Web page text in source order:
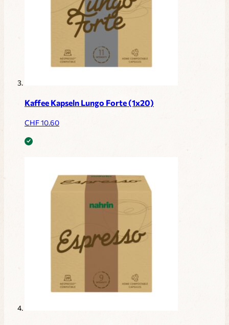
Kaffee Kapseln Lungo Forte (1x20)
CHF10.60